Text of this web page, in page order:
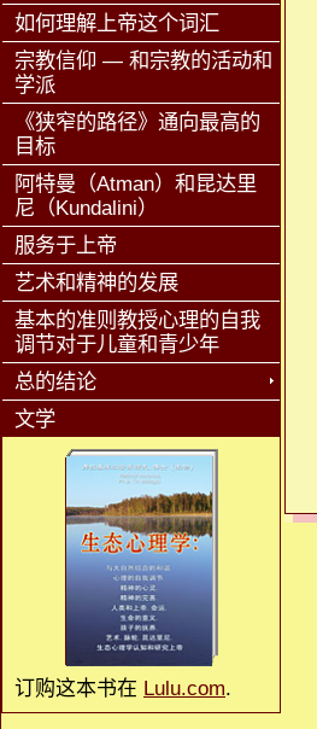
如何理解上帝这个词汇
宗教信仰 — 和宗教的活动和
学派
《狭窄的路径》通向最高的
目标
阿特曼（Atman）和昆达里
尼（Kundalini）
服务于上帝
艺术和精神的发展
基本的准则教授心理的自我
调节对于儿童和青少年
总的结论
文学
订购这本书在 Lulu.com.